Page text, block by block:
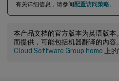
有关详细信息，请参阅配置访问策略。
本产品文档的官方版本为英语版
而提供，可能包括机器翻译的内容
Cloud Software Group home 上